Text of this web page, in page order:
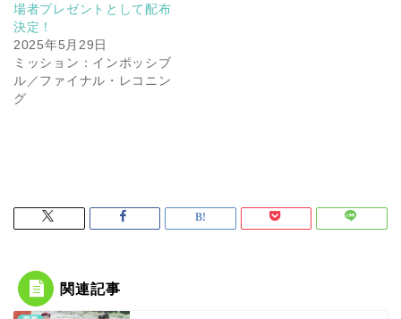
場者プレゼントとして配布
決定！
2025年5月29日
ミッション：インポッシブ
ル／ファイナル・レコニン
グ
関連記事